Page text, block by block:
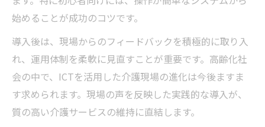
始めることが成功のコツです。
導入後は、現場からのフィードバックを積極的に取り入
れ、運用体制を柔軟に見直すことが重要です。高齢化社
会の中で、ICTを活用した介護現場の進化は今後ますま
す求められます。現場の声を反映した実践的な導入が、
質の高い介護サービスの維持に直結します。